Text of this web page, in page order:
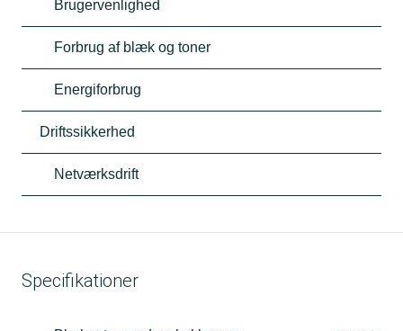
Brugervenlighed
Forbrug af blæk og toner
Energiforbrug
Driftssikkerhed
Netværksdrift
Specifikationer